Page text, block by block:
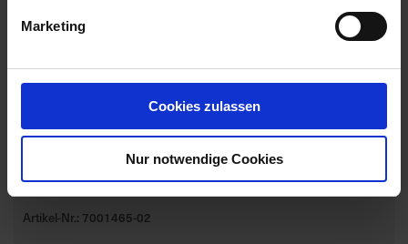
Marketing
Cookies zulassen
Nur notwendige Cookies
COMPO Chrysanthol N Mücken- und Fliegenspray
Artikel-Nr.: 7001465-02